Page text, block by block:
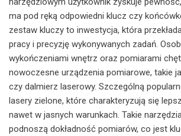
ma pod ręką odpowiedni klucz czy
zestaw kluczy to inwestycja, która
pracy i precyzję wykonywanych zadań.
wykończeniami wnętrz oraz pomiarami
nowoczesne urządzenia pomiarowe, takie
czy dalmierz laserowy. Szczególną
lasery zielone, które charakteryzują się
nawet w jasnych warunkach. Takie
podnoszą dokładność pomiarów, co jest